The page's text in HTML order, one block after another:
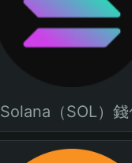
Solana（SOL）錢